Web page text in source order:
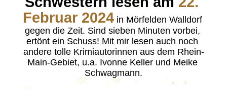
Februar 2024 in Mörfelden Walldorf
gegen die Zeit. Sind sieben Minuten vorbei,
ertönt ein Schuss! Mit mir lesen auch noch
andere tolle Krimiautorinnen aus dem Rhein-
Main-Gebiet, u.a. Ivonne Keller und Meike
Schwagmann.